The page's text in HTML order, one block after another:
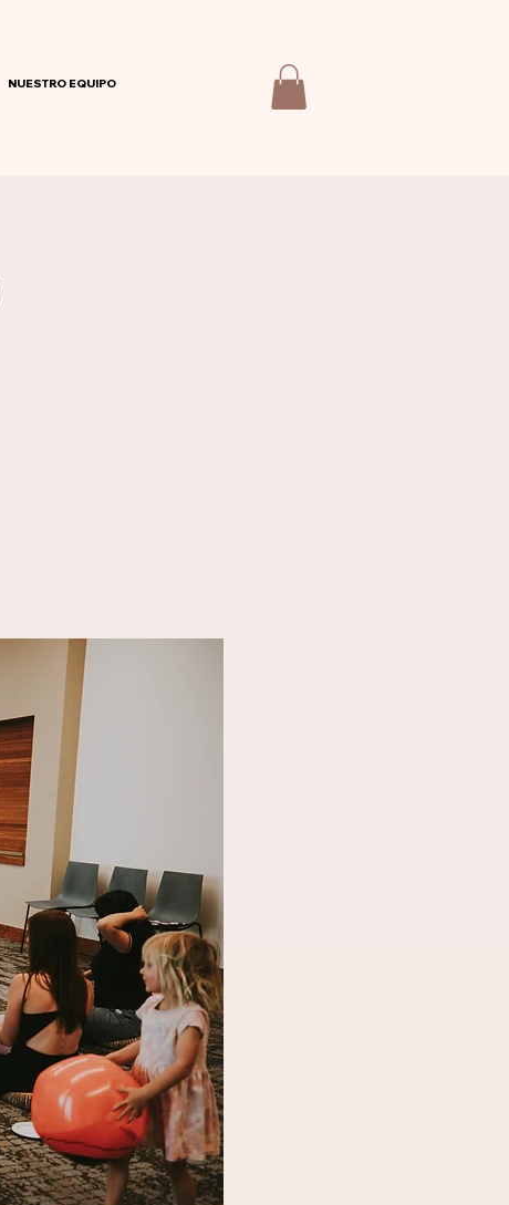
NUESTRO EQUIPO